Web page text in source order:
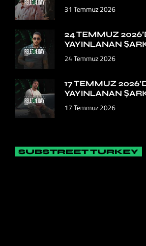
31 Temmuz 2026
24 TEMMUZ
YAYINLANAN
24 Temmuz 2026
17 TEMMUZ
YAYINLANAN
17 Temmuz 2026
SUBSTREET TURKEY